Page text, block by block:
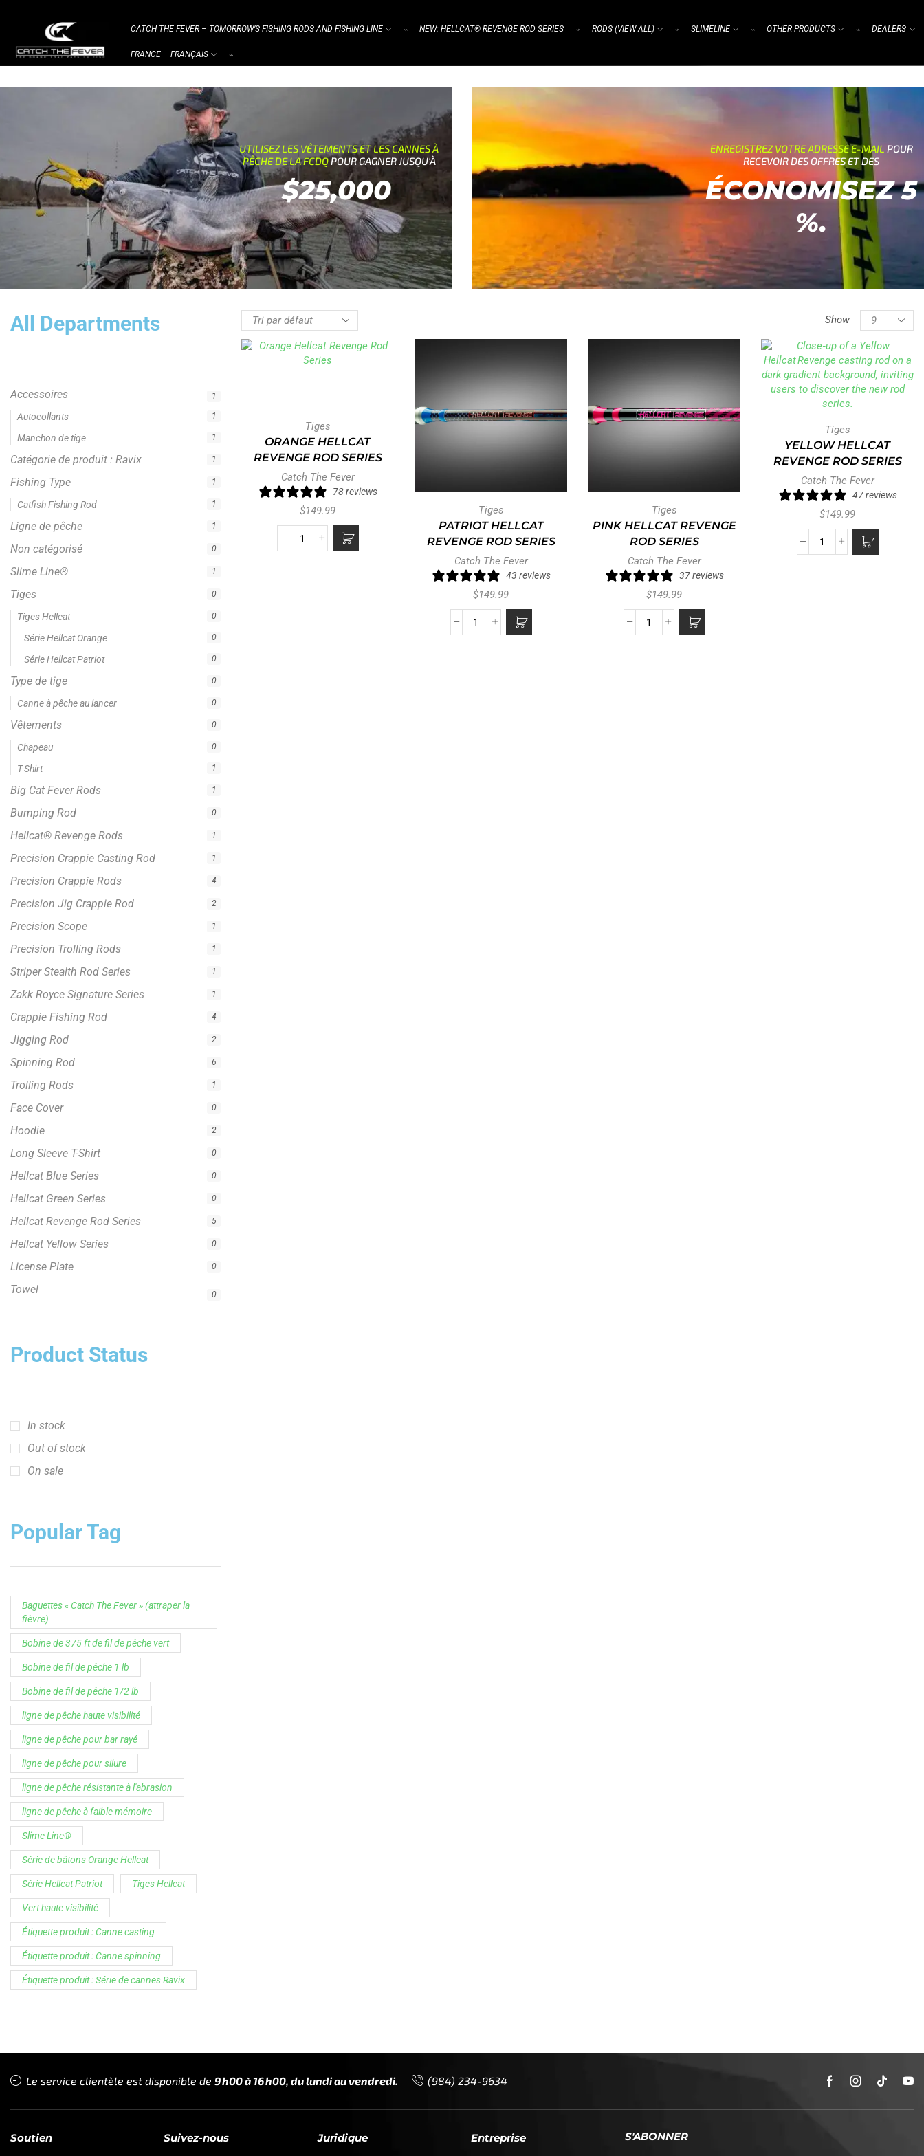
CATCH THE FEVER – TOMORROW’S FISHING RODS AND FISHING LINE ⌁ NEW: HELLCAT® REVENGE ROD SERIES ⌁ RODS (VIEW ALL) ⌁ SLIMELINE ⌁ OTHER PRODUCTS ⌁ DEALERS
FRANCE – FRANÇAIS ⌁
UTILISEZ LES VÊTEMENTS ET LES CANNES À
PÊCHE DE LA FCDQPOUR GAGNER JUSQU'À
$25,000
ENREGISTREZ VOTRE ADRESSE E-MAIL POUR
RECEVOIR DES OFFRES ET DES
ÉCONOMISEZ 5
%.
All Departments
Accessoires 1
Autocollants 1
Manchon de tige 1
Catégorie de produit : Ravix 1
Fishing Type 1
Catfish Fishing Rod 1
Ligne de pêche 1
Non catégorisé 0
Slime Line® 1
Tiges 0
Tiges Hellcat 0
Série Hellcat Orange 0
Série Hellcat Patriot 0
Type de tige 0
Canne à pêche au lancer 0
Vêtements 0
Chapeau 0
T-Shirt 1
Big Cat Fever Rods 1
Bumping Rod 0
Hellcat® Revenge Rods 1
Precision Crappie Casting Rod 1
Precision Crappie Rods 4
Precision Jig Crappie Rod 2
Precision Scope 1
Precision Trolling Rods 1
Striper Stealth Rod Series 1
Zakk Royce Signature Series 1
Crappie Fishing Rod 4
Jigging Rod 2
Spinning Rod 6
Trolling Rods 1
Face Cover 0
Hoodie 2
Long Sleeve T-Shirt 0
Hellcat Blue Series 0
Hellcat Green Series 0
Hellcat Revenge Rod Series 5
Hellcat Yellow Series 0
License Plate 0
Towel 0
Product Status
In stock
Out of stock
On sale
Popular Tag
Baguettes « Catch The Fever » (attraper la
fièvre)
Bobine de 375 ft de fil de pêche vert
Bobine de fil de pêche 1 lb
Bobine de fil de pêche 1/2 lb
ligne de pêche haute visibilité
ligne de pêche pour bar rayé
ligne de pêche pour silure
ligne de pêche résistante à l'abrasion
ligne de pêche à faible mémoire
Slime Line®
Série de bâtons Orange Hellcat
Série Hellcat Patriot Tiges Hellcat
Vert haute visibilité
Étiquette produit : Canne casting
Étiquette produit : Canne spinning
Étiquette produit : Série de cannes Ravix
Show
Tiges
ORANGE HELLCAT
REVENGE ROD SERIES
Catch The Fever
78 reviews
$149.99 Tiges
PATRIOT HELLCAT
REVENGE ROD SERIES
Catch The Fever
43 reviews
$149.99
Tiges
PINK HELLCAT REVENGE
ROD SERIES
Catch The Fever
37 reviews
$149.99
Tiges
YELLOW HELLCAT
REVENGE ROD SERIES
Catch The Fever
47 reviews
$149.99
Le service clientèle est disponible de 9h00 à 16h00, du lundi au vendredi. (984) 234-9634
Soutien Suivez-nous Juridique Entreprise S'ABONNER